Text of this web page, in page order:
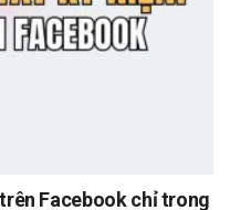
Facebook chỉ trong